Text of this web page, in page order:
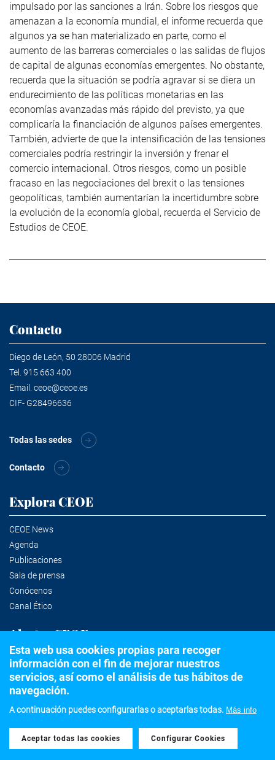
impulsado por las sanciones a Irán. Sobre los riesgos que
amenazan a la economía mundial, el informe recuerda que
algunos ya se han materializado en parte, como el
aumento de las barreras comerciales o las salidas de flujos
de capital de algunas economías emergentes. No obstante,
recuerda que la situación se podría agravar si se diera un
endurecimiento de las políticas monetarias en las
economías avanzadas más rápido del previsto, ya que
complicaría la financiación de algunos países emergentes.
También, advierte de que la intensificación de las tensiones
comerciales podría restringir la inversión y frenar el
comercio internacional. Otros riesgos, como un posible
fracaso en las negociaciones del brexit o las tensiones
geopolíticas, también aumentarían la incertidumbre sobre
la evolución de la economía global, recuerda el Servicio de
Estudios de CEOE.
Contacto
Diego de León, 50 28006 Madrid
Tel. 915 663 400
Email. ceoe@ceoe.es
CIF- G28496636
Todas las sedes
Contacto
Explora CEOE
CEOE News
Agenda
Publicaciones
Sala de prensa
Conócenos
Canal Ético
Alertas CEOE
Suscríbete a la newsletter
©2020 Confederación Española de Organizaciones Empresariales
Aviso legal
Esta web usa cookies propias para recoger
información con el fin de mejorar nuestros
servicios, así como el análisis de tus hábitos de
navegación.
A continuación puedes configurarlas o aceptarlas todas. Más info
Aceptar todas las cookies
Withdraw consent